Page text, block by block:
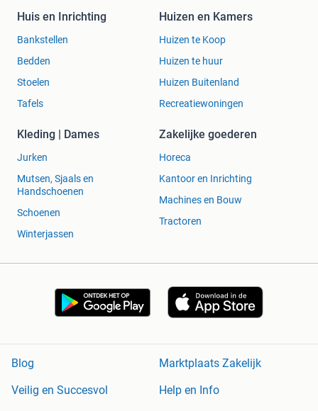
Huis en Inrichting
Bankstellen
Bedden
Stoelen
Tafels
Huizen en Kamers
Huizen te Koop
Huizen te huur
Huizen Buitenland
Recreatiewoningen
Kleding | Dames
Jurken
Mutsen, Sjaals en
Handschoenen
Schoenen
Winterjassen
Zakelijke goederen
Horeca
Kantoor en Inrichting
Machines en Bouw
Tractoren
Blog
Marktplaats Zakelijk
Veilig en Succesvol
Help en Info